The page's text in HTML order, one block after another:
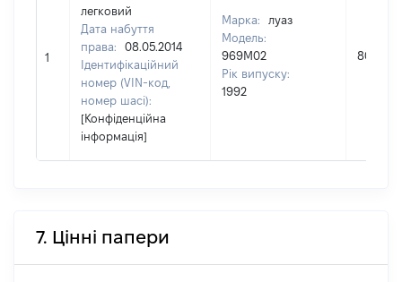
1
легковий
Дата набуття
права:
08.05.2014
Ідентифікаційний
номер (VIN-код,
номер шасі):
[Конфіденційна
інформація]
Марка:
луаз
Модель:
969М02
Рік випуску:
1992
8000
7. Цінні папери